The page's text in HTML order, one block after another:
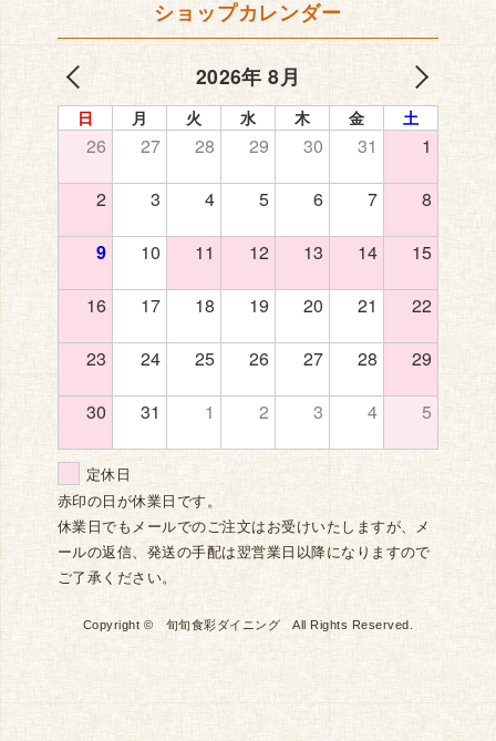
ショップカレンダー
2026年 8月
日 月 火 水 木 金 土
26 27 28 29 30 31 1
2 3 4 5 6 7 8
9 10 11 12 13 14 15
16 17 18 19 20 21 22
23 24 25 26 27 28 29
30 31 1 2 3 4 5
定休日
赤印の日が休業日です。
休業日でもメールでのご注文はお受けいたしますが、メ
ールの返信、発送の手配は翌営業日以降になりますので
ご了承ください。
Copyright © 旬旬食彩ダイニング All Rights Reserved.